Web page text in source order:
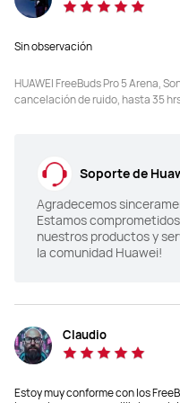
Sin observación
HUAWEI FreeBuds Pro 5 Arena,
cancelación de ruido, hasta 35
Soporte de
Agradecemos
Estamos
nuestros productos y
la comunidad Huawei!
Claudio
Estoy muy conforme con los